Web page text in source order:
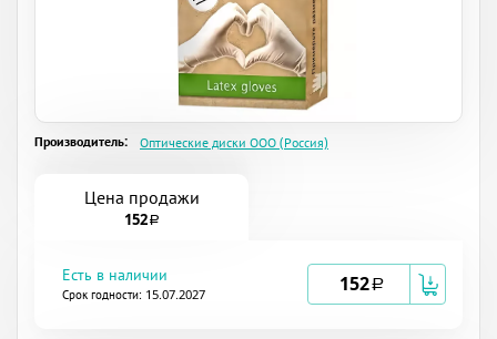
Производитель: Оптические диски ООО (Россия)
Цена продажи
152a
Есть в наличии
Срок годности: 15.07.2027 152a